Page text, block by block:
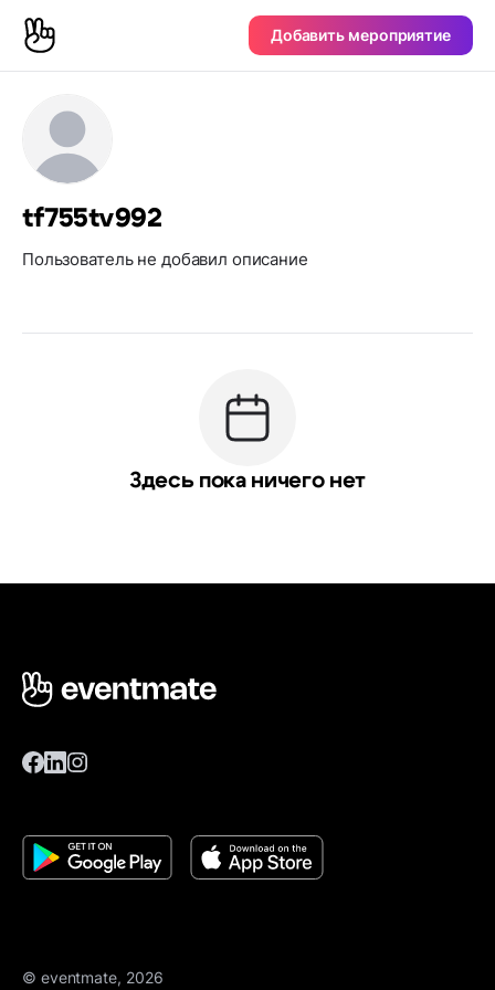
Добавить мероприятие
tf755tv992
Пользователь не добавил описание
Здесь пока ничего нет
© eventmate, 2026